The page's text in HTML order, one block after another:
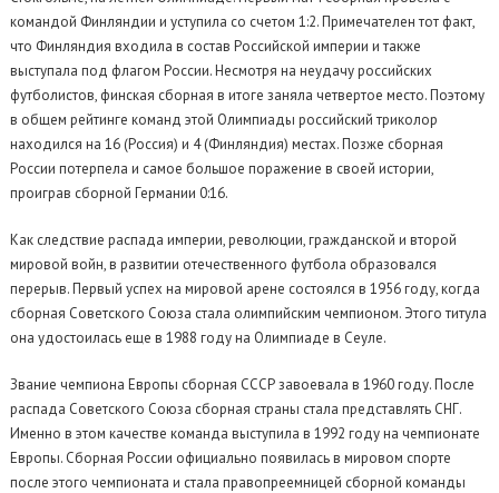
командой Финляндии и уступила со счетом 1:2. Примечателен тот факт,
что Финляндия входила в состав Российской империи и также
выступала под флагом России. Несмотря на неудачу российских
футболистов, финская сборная в итоге заняла четвертое место. Поэтому
в общем рейтинге команд этой Олимпиады российский триколор
находился на 16 (Россия) и 4 (Финляндия) местах. Позже сборная
России потерпела и самое большое поражение в своей истории,
проиграв сборной Германии 0:16.
Как следствие распада империи, революции, гражданской и второй
мировой войн, в развитии отечественного футбола образовался
перерыв. Первый успех на мировой арене состоялся в 1956 году, когда
сборная Советского Союза стала олимпийским чемпионом. Этого титула
она удостоилась еще в 1988 году на Олимпиаде в Сеуле.
Звание чемпиона Европы сборная СССР завоевала в 1960 году. После
распада Советского Союза сборная страны стала представлять СНГ.
Именно в этом качестве команда выступила в 1992 году на чемпионате
Европы. Сборная России официально появилась в мировом спорте
после этого чемпионата и стала правопреемницей сборной команды